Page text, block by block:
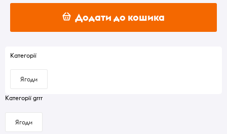
Додати до кошика
Категорії
Ягоди
Категорії grrr
Ягоди